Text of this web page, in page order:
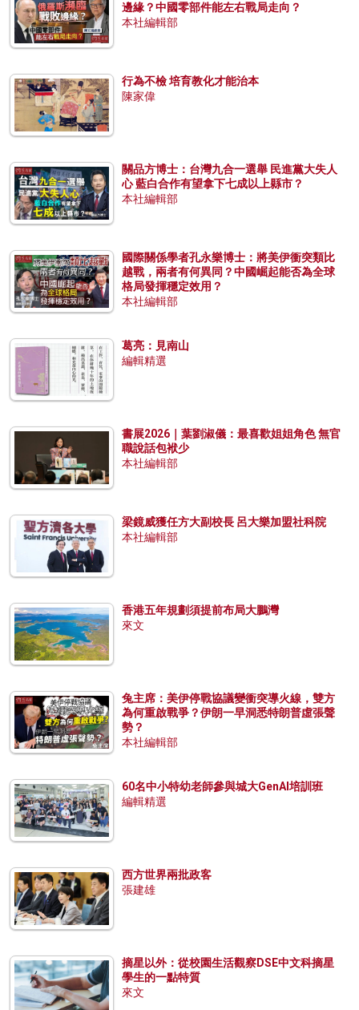
邊緣？中國零部件能左右戰局走向？
本社編輯部
行為不檢 培育教化才能治本
陳家偉
關品方博士：台灣九合一選舉 民進黨大失人
心 藍白合作有望拿下七成以上縣市？
本社編輯部
國際關係學者孔永樂博士：將美伊衝突類比
越戰，兩者有何異同？中國崛起能否為全球
格局發揮穩定效用？
本社編輯部
葛亮：見南山
編輯精選
書展2026｜葉劉淑儀：最喜歡姐姐角色 無官
職說話包袱少
本社編輯部
梁鏡威獲任方大副校長 呂大樂加盟社科院
本社編輯部
香港五年規劃須提前布局大鵬灣
來文
兔主席：美伊停戰協議變衝突導火線，雙方
為何重啟戰爭？伊朗一早洞悉特朗普虛張聲
勢？
本社編輯部
60名中小特幼老師參與城大GenAI培訓班
編輯精選
西方世界兩批政客
張建雄
摘星以外：從校園生活觀察DSE中文科摘星
學生的一點特質
來文